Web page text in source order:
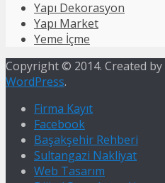
Yapı Dekorasyon
Yapı Market
Yeme İçme
Copyright © 2014. Created by
WordPress.
Firma Kayıt
Facebook
Başakşehir Rehberi
Sultangazi Nakliyat
Web Tasarım